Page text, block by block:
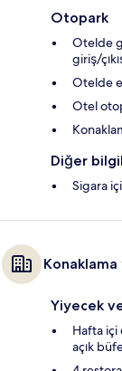
Otopark
Otelde
giriş/
Otelde
Otel
Diğer
Sigara
Konaklama
Yiyecek
Hafta içi
açık